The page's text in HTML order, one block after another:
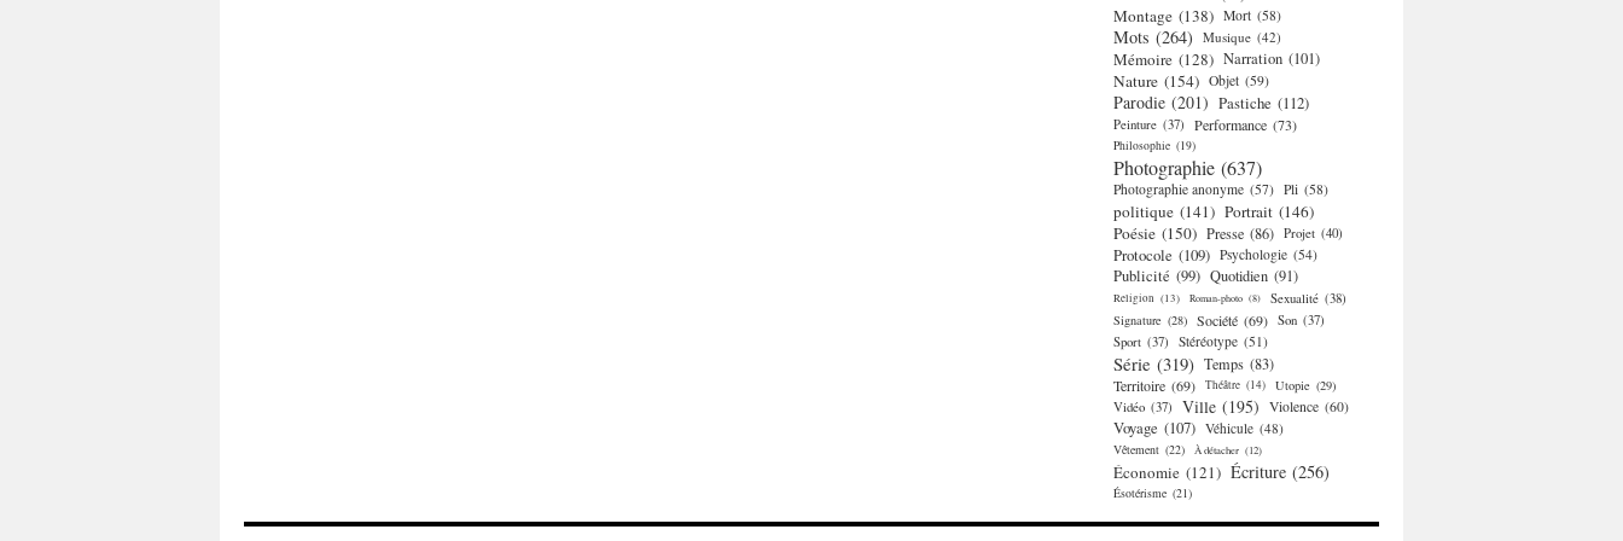
Montage (138) Mort (58)
Mots (264) Musique (42)
Mémoire (128) Narration (101)
Nature (154) Objet (59)
Parodie (201) Pastiche (112)
Peinture (37) Performance (73)
Philosophie (19)
Photographie (637)
Photographie anonyme (57) Pli (58)
politique (141) Portrait (146)
Poésie (150) Presse (86) Projet (40)
Protocole (109) Psychologie (54)
Publicité (99) Quotidien (91)
Religion (13) Roman-photo (8) Sexualité (38)
Signature (28) Société (69) Son (37)
Sport (37) Stéréotype (51)
Série (319) Temps (83)
Territoire (69) Théâtre (14) Utopie (29)
Vidéo (37) Ville (195) Violence (60)
Voyage (107) Véhicule (48)
Vêtement (22) À détacher (12)
Économie (121) Écriture (256)
Ésotérisme (21)